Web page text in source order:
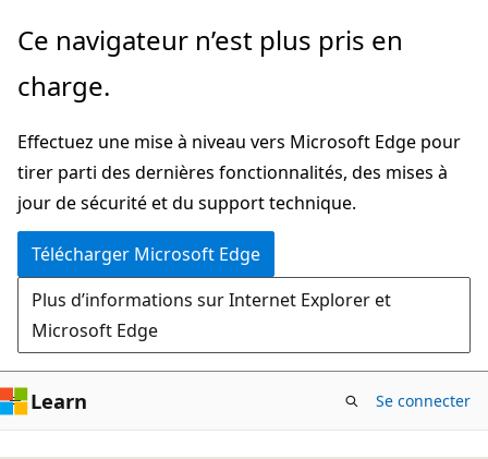
Passer
directement
au
principal
Ce navigateur n’est plus pris en
charge.
Effectuez une mise à niveau vers Microsoft Edge pour
tirer parti des dernières fonctionnalités, des mises à
jour de sécurité et du support technique.
Télécharger Microsoft Edge
Plus d’informations sur Internet Explorer et
Microsoft Edge
Learn Se connecter